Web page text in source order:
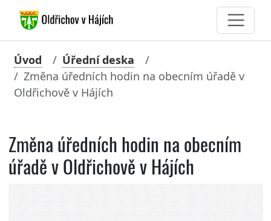
Úvod
Úřední deska
Změna úředních hodin na obecním úřadě v
Oldřichově v Hájích
Změna úředních hodin na obecním
úřadě v Oldřichově v Hájích